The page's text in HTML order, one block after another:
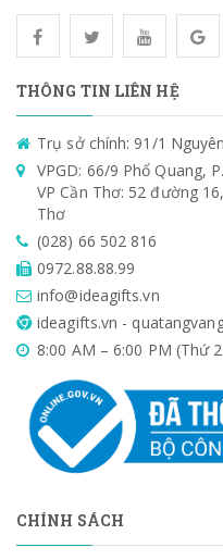
THÔNG TIN LIÊN HỆ
Trụ sở chính: 91/1
VPGD: 66/9 Phổ Quang,
VP Cần Thơ: 52 đường
Thơ
(028) 66 502 816
0972.88.88.99
info@ideagifts.vn
ideagifts.vn -
8:00 AM – 6:00 PM (Thứ
CHÍNH SÁCH